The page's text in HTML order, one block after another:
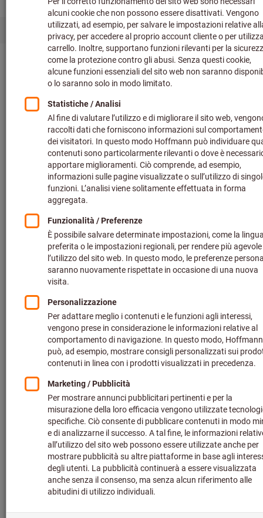
HOLEX. Absolut unkompliziert.
Auffallend clever.
Schnell, einfach und clever: Finde für jede
Standard-Anforderung das richtige Werkzeug
und leg direkt los. Keine leere Ansage –
sondern HOLEX.
Für uns zählt nur eins: das Ergebnis.Dafür lassen wir ganz
schön viel weg. Nämlich allen Schnickschnack.
Was übrig bleibt? Pure Funktionalität. Wir sind die clevere
Alternative.
Ob das alles ist? Fast.Unsere Tools sind auch noch
überraschend wirtschaftlich, in bester Industriequalität.
HOLEX ist das Clever-Werkzeug für Macher: Kein Glamour.
Kein Schnickschnack. Keine Kompromisse.
Alles clever – Alles
HOLEX. Die
Werkzeugmarke für
Macher!